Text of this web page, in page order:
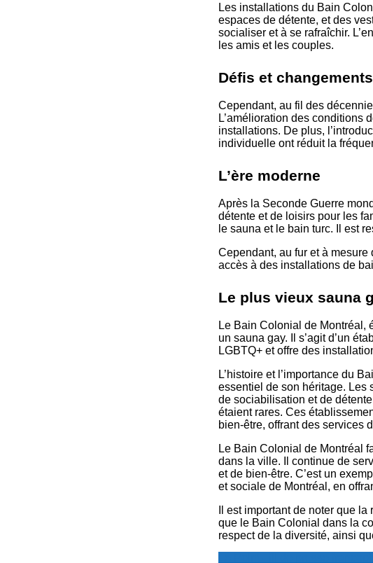
Les installations du Bain
espaces de détente, et des
socialiser et à se rafraîchir.
les amis et les couples.
Défis et changements
Cependant, au fil des
L’amélioration des conditions
installations. De plus,
individuelle ont réduit la
L’ère moderne
Après la Seconde Guerre
détente et de loisirs pour les
le sauna et le bain turc. Il est
Cependant, au fur et à
accès à des installations de
Le plus vieux sauna
Le Bain Colonial de Montréal,
un sauna gay. Il s’agit d’un
LGBTQ+ et offre des
L’histoire et l’importance du
essentiel de son héritage. Les
de sociabilisation et de
étaient rares. Ces
bien-être, offrant des services
Le Bain Colonial de Montréal
dans la ville. Il continue de
et de bien-être. C’est un
et sociale de Montréal, en
Il est important de noter que
que le Bain Colonial dans la
respect de la diversité, ainsi